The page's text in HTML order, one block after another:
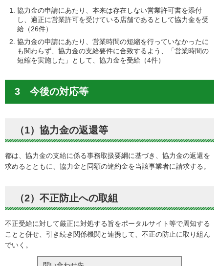
協力金の申請にあたり、本来は存在しない営業許可書を添付
し、適正に営業許可を受けている店舗であるとして協力金を受
給（26件）
協力金の申請にあたり、営業時間の短縮を行っていなかったに
も関わらず、協力金の支給要件に合致するよう、「営業時間の
短縮を実施した」として、協力金を受給（4件）
3 今後の対応等
（1）協力金の返還等
都は、協力金の支給に係る事務取扱要綱に基づき、協力金の返還を
求めるとともに、協力金と同額の違約金を当該事業者に請求する。
（2）不正防止への取組
不正受給に対して厳正に対処する旨をポータルサイト等で周知する
ことと併せ、引き続き関係機関と連携して、不正の防止に取り組ん
でいく。